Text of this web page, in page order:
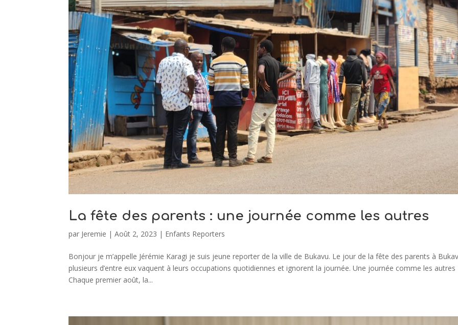
La fête des parents : une journée comme les autres
par Jeremie |Août 2, 2023 | Enfants Reporters
Bonjour je m’appelle Jérémie Karagi je suis jeune reporter de la ville de Bukavu. Le jour de la fête des parents à
plusieurs d’entre eux vaquent à leurs occupations quotidiennes et ignorent la journée. Une journée comme les autres
Chaque premier août, la...